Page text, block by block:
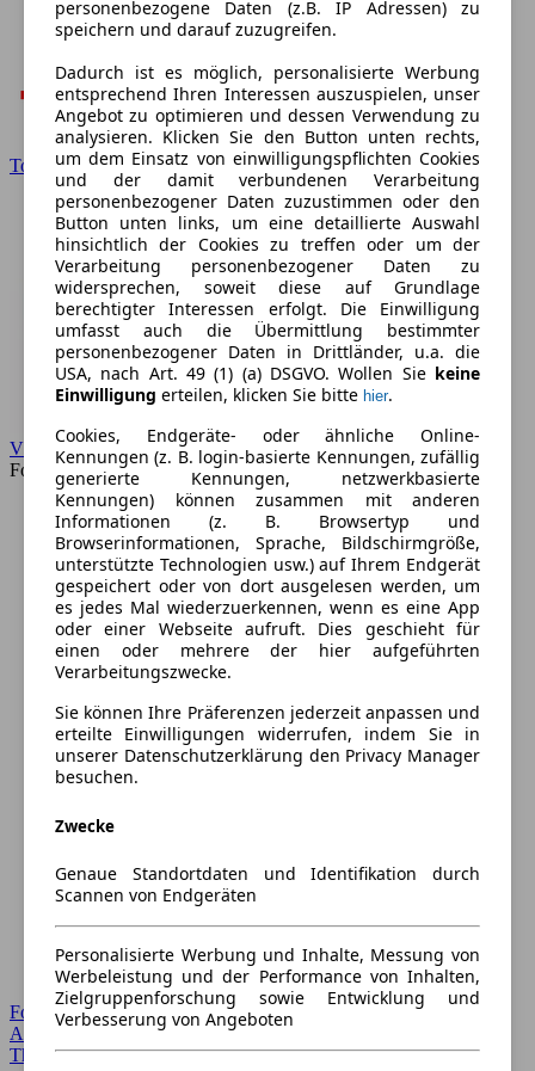
Toyota
VW
Forum
Forum Startseite
Alle Auto-Foren
Themen-Forum
personenbezogene Daten (z.B. IP Adressen) zu
speichern und darauf zuzugreifen.
Dadurch ist es möglich, personalisierte Werbung
entsprechend Ihren Interessen auszuspielen, unser
Angebot zu optimieren und dessen Verwendung zu
analysieren. Klicken Sie den Button unten rechts,
um dem Einsatz von einwilligungspflichten Cookies
und der damit verbundenen Verarbeitung
personenbezogener Daten zuzustimmen oder den
Button unten links, um eine detaillierte Auswahl
hinsichtlich der Cookies zu treffen oder um der
Verarbeitung personenbezogener Daten zu
widersprechen, soweit diese auf Grundlage
berechtigter Interessen erfolgt. Die Einwilligung
umfasst auch die Übermittlung bestimmter
personenbezogener Daten in Drittländer, u.a. die
USA, nach Art. 49 (1) (a) DSGVO. Wollen Sie keine
Einwilligung erteilen, klicken Sie bitte hier.
Cookies, Endgeräte- oder ähnliche Online-
Kennungen (z. B. login-basierte Kennungen, zufällig
generierte Kennungen, netzwerkbasierte
Kennungen) können zusammen mit anderen
Informationen (z. B. Browsertyp und
Browserinformationen, Sprache, Bildschirmgröße,
unterstützte Technologien usw.) auf Ihrem Endgerät
gespeichert oder von dort ausgelesen werden, um
es jedes Mal wiederzuerkennen, wenn es eine App
oder einer Webseite aufruft. Dies geschieht für
einen oder mehrere der hier aufgeführten
Verarbeitungszwecke.
Sie können Ihre Präferenzen jederzeit anpassen und
erteilte Einwilligungen widerrufen, indem Sie in
unserer Datenschutzerklärung den Privacy Manager
besuchen.
Zwecke
Genaue Standortdaten und Identifikation durch
Scannen von Endgeräten
Personalisierte Werbung und Inhalte, Messung von
Werbeleistung und der Performance von Inhalten,
Zielgruppenforschung sowie Entwicklung und
Verbesserung von Angeboten